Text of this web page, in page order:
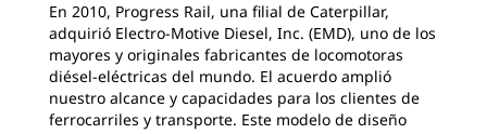
En 2010, Progress Rail, una filial de Caterpillar,
adquirió Electro-Motive Diesel, Inc. (EMD), uno de los
mayores y originales fabricantes de locomotoras
diésel-eléctricas del mundo. El acuerdo amplió
nuestro alcance y capacidades para los clientes de
ferrocarriles y transporte. Este modelo de diseño